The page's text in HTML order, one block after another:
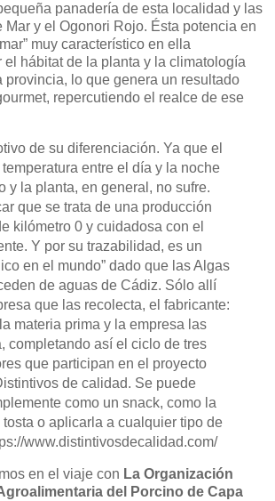
panadería de esta localidad y las
Mar y el Ogonori Rojo. Ésta potencia en
muy característico en ella
el hábitat de la planta y la climatología
provincia, lo que genera un resultado
repercutiendo el realce de ese
de su diferenciación. Ya que el
entre el día y la noche
y la planta, en general, no sufre.
que se trata de una producción
kilómetro 0 y cuidadosa con el
Y por su trazabilidad, es un
en el mundo” dado que las Algas
de aguas de Cádiz. Sólo allí
que las recolecta, el fabricante:
materia prima y la empresa las
completando así el ciclo de tres
que participan en el proyecto
de calidad. Se puede
como un snack, como la
tosta o aplicarla a cualquier tipo de
www.distintivosdecalidad.com/
en el viaje con La Organización
del Porcino de Capa